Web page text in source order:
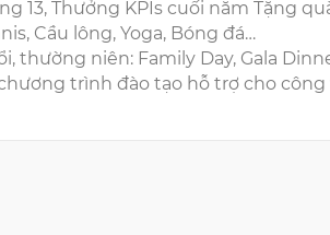
13, Thưởng KPIs cuối năm Tặng
Cầu lông, Yoga, Bóng đá…
thường niên: Family Day, Gala
trình đào tạo hỗ trợ cho công